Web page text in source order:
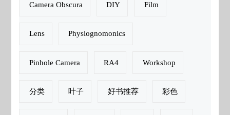
Camera Obscura DIY Film
Lens Physiognomonics
Pinhole Camera RA4 Workshop
分类 叶子 好书推荐 彩色